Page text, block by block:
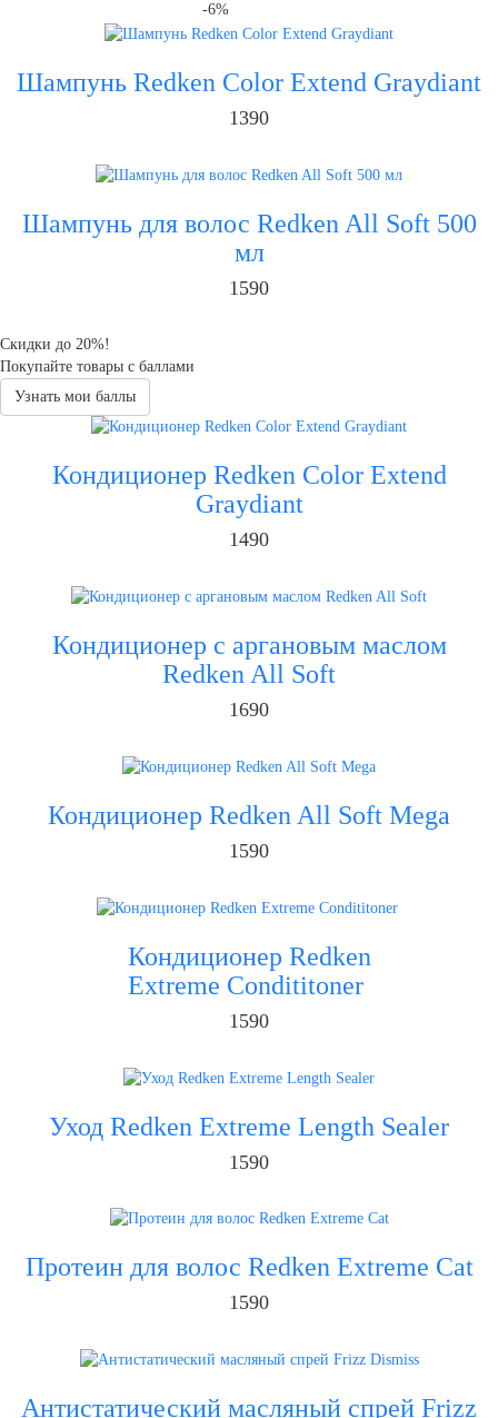
-6%
Шампунь Redken Color Extend Graydiant
1390
Шампунь для волос Redken All Soft 500
мл
1590
Скидки до 20%!
Покупайте товары с баллами
Узнать мои баллы
Кондиционер Redken Color Extend
Graydiant
1490
Кондиционер с аргановым маслом
Redken All Soft
1690
Кондиционер Redken All Soft Mega
1590
Кондиционер Redken
Extreme Condititoner
1590
Уход Redken Extreme Length Sealer
1590
Протеин для волос Redken Extreme Cat
1590
Антистатический масляный спрей Frizz